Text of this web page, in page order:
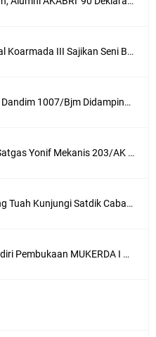
Peringati HUT Ke-61, Kowal Koarmada III Sajikan Seni Budaya Khas Papua
Dipimpin Danrem 101/Ant Dandim 1007/Bjm Didampingi Ketua Persit KCK Cabang XXX Koorcab Rem 101 PD VI/Mlw Hadiri Sertijab Dandim 1002/HSS
Mempererat Silaturahmi, Satgas Yonif Mekanis 203/AK Laksanakan Anjangsana Bersama Babinsa
Angwasda II Yayasan Hang Tuah Kunjungi Satdik Cabang Surabaya
Danrem 181/PVT Menghadiri Pembukaan MUKERDA I Majelis Daerah GPdI Provinsi PBD